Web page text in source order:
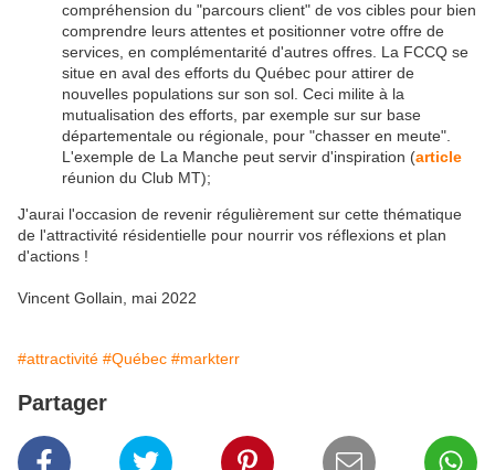
compréhension du "parcours client" de vos cibles pour bien
comprendre leurs attentes et positionner votre offre de
services, en complémentarité d'autres offres. La FCCQ se
situe en aval des efforts du Québec pour attirer de
nouvelles populations sur son sol. Ceci milite à la
mutualisation des efforts, par exemple sur sur base
départementale ou régionale, pour "chasser en meute".
L'exemple de La Manche peut servir d'inspiration (article
réunion du Club MT);
J'aurai l'occasion de revenir régulièrement sur cette thématique
de l'attractivité résidentielle pour nourrir vos réflexions et plan
d'actions !
Vincent Gollain, mai 2022
#attractivité #Québec #markterr
Partager